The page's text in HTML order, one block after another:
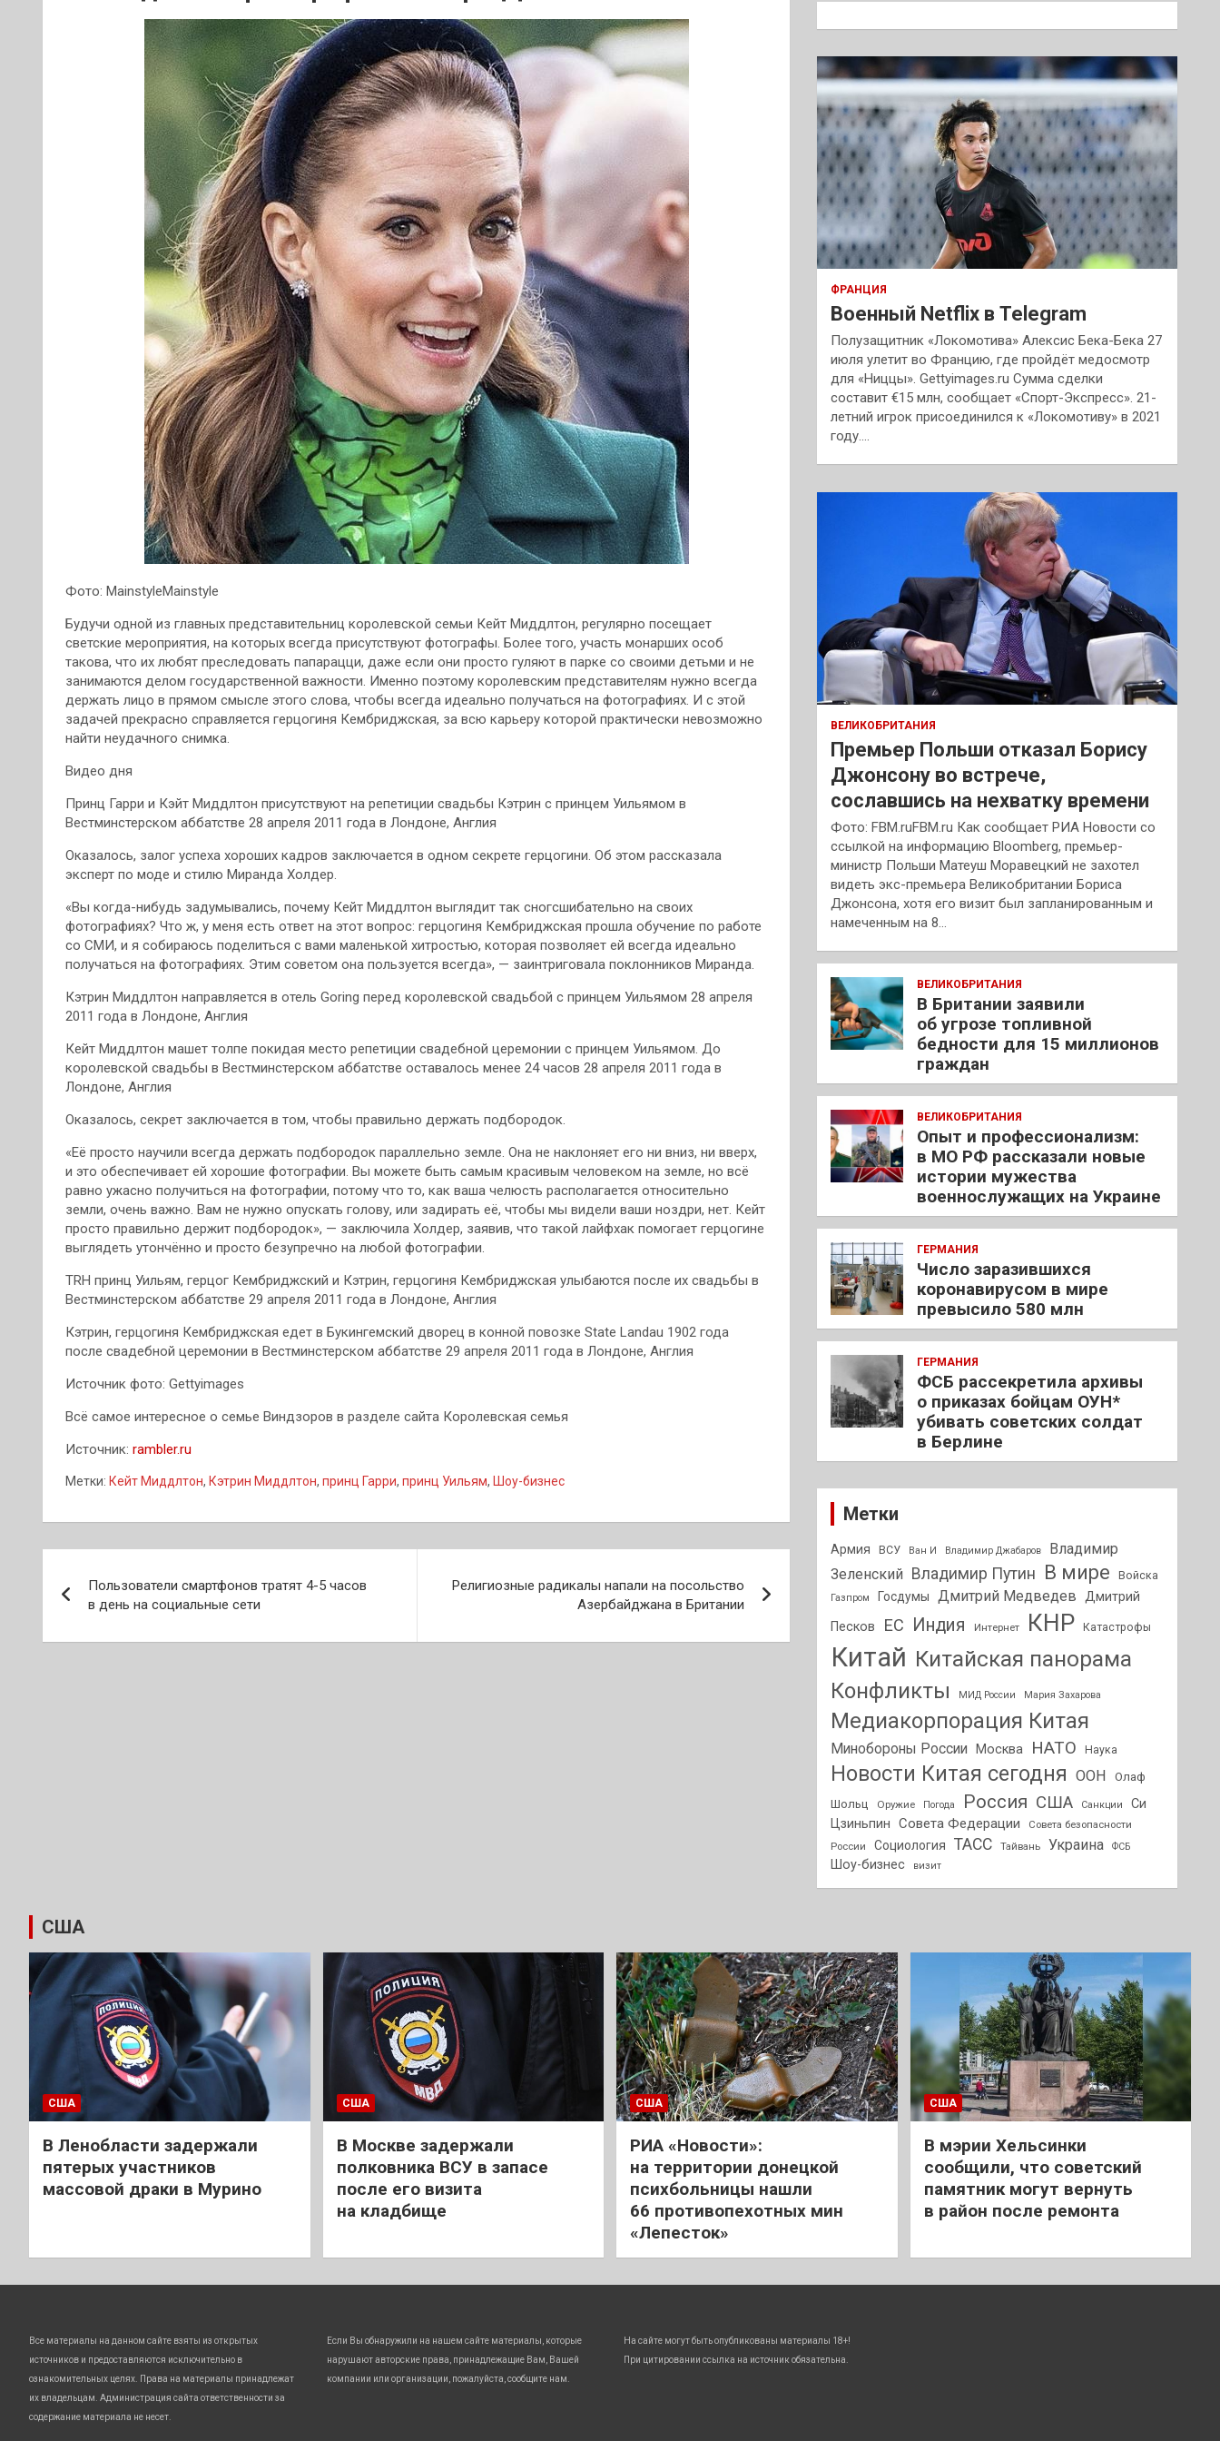
Фото: MainstyleMainstyle
Будучи одной из главных представительниц королевской семьи Кейт Миддлтон, регулярно посещает
светские мероприятия, на которых всегда присутствуют фотографы. Более того, участь монарших особ
такова, что их любят преследовать папарацци, даже если они просто гуляют в парке со своими детьми и не
занимаются делом государственной важности. Именно поэтому королевским представителям нужно всегда
держать лицо в прямом смысле этого слова, чтобы всегда идеально получаться на фотографиях. И с этой
задачей прекрасно справляется герцогиня Кембриджская, за всю карьеру которой практически невозможно
найти неудачного снимка.
Видео дня
Принц Гарри и Кэйт Миддлтон присутствуют на репетиции свадьбы Кэтрин с принцем Уильямом в
Вестминстерском аббатстве 28 апреля 2011 года в Лондоне, Англия
Оказалось, залог успеха хороших кадров заключается в одном секрете герцогини. Об этом рассказала
эксперт по моде и стилю Миранда Холдер.
«Вы когда-нибудь задумывались, почему Кейт Миддлтон выглядит так сногсшибательно на своих
фотографиях? Что ж, у меня есть ответ на этот вопрос: герцогиня Кембриджская прошла обучение по работе
со СМИ, и я собираюсь поделиться с вами маленькой хитростью, которая позволяет ей всегда идеально
получаться на фотографиях. Этим советом она пользуется всегда», — заинтриговала поклонников Миранда.
Кэтрин Миддлтон направляется в отель Goring перед королевской свадьбой с принцем Уильямом 28 апреля
2011 года в Лондоне, Англия
Кейт Миддлтон машет толпе покидая место репетиции свадебной церемонии с принцем Уильямом. До
королевской свадьбы в Вестминстерском аббатстве оставалось менее 24 часов 28 апреля 2011 года в
Лондоне, Англия
Оказалось, секрет заключается в том, чтобы правильно держать подбородок.
«Её просто научили всегда держать подбородок параллельно земле. Она не наклоняет его ни вниз, ни вверх,
и это обеспечивает ей хорошие фотографии. Вы можете быть самым красивым человеком на земле, но всё
равно ужасно получиться на фотографии, потому что то, как ваша челюсть располагается относительно
земли, очень важно. Вам не нужно опускать голову, или задирать её, чтобы мы видели ваши ноздри, нет. Кейт
просто правильно держит подбородок», — заключила Холдер, заявив, что такой лайфхак помогает герцогине
выглядеть утончённо и просто безупречно на любой фотографии.
TRH принц Уильям, герцог Кембриджский и Кэтрин, герцогиня Кембриджская улыбаются после их свадьбы в
Вестминстерском аббатстве 29 апреля 2011 года в Лондоне, Англия
Кэтрин, герцогиня Кембриджская едет в Букингемский дворец в конной повозке State Landau 1902 года
после свадебной церемонии в Вестминстерском аббатстве 29 апреля 2011 года в Лондоне, Англия
Источник фото: Gettyimages
Всё самое интересное о семье Виндзоров в разделе сайта Королевская семья
Источник: rambler.ru
Метки: Кейт Миддлтон, Кэтрин Миддлтон, принц Гарри, принц Уильям, Шоу-бизнес
по
записям
Пользователи смартфонов тратят 4-5 часов
в день на социальные сети
Религиозные радикалы напали на посольство
Азербайджана в Британии
к
ФРАНЦИЯ
Военный Netflix в Telegram
Полузащитник «Локомотива» Алексис Бека-Бека 27
июля улетит во Францию, где пройдёт медосмотр
для «Ниццы». Gettyimages.ru Сумма сделки
составит €15 млн, сообщает «Спорт-Экспресс». 21-
летний игрок присоединился к «Локомотиву» в 2021
году.…
ВЕЛИКОБРИТАНИЯ
Премьер Польши отказал Борису
Джонсону во встрече,
сославшись на нехватку времени
Фото: FBM.ruFBM.ru Как сообщает РИА Новости со
ссылкой на информацию Bloomberg, премьер-
министр Польши Матеуш Моравецкий не захотел
видеть экс-премьера Великобритании Бориса
Джонсона, хотя его визит был запланированным и
намеченным на 8…
ВЕЛИКОБРИТАНИЯ
В Британии заявили
об угрозе топливной
бедности для 15 миллионов
граждан
ВЕЛИКОБРИТАНИЯ
Опыт и профессионализм:
в МО РФ рассказали новые
истории мужества
военнослужащих на Украине
ГЕРМАНИЯ
Число заразившихся
коронавирусом в мире
превысило 580 млн
ГЕРМАНИЯ
ФСБ рассекретила архивы
о приказах бойцам ОУН*
убивать советских солдат
в Берлине
Метки
Армия ВСУ Ван И Владимир Джабаров
Владимир
Зеленский
Владимир Путин В мире Войска
Газпром Госдумы Дмитрий Медведев
Дмитрий
Песков
ЕС Индия Интернет КНР Катастрофы
Китай Китайская панорама
Конфликты
МИД России Мария Захарова
Медиакорпорация Китая
Минобороны России Москва НАТО Наука
Новости Китая сегодня ООН
Олаф
Шольц
Оружие Погода Россия США Санкции
Си
Цзиньпин
Совета Федерации
Совета безопасности
России
Социология ТАСС Тайвань Украина ФСБ
Шоу-бизнес визит
США
США
В Ленобласти задержали
пятерых участников
массовой драки в Мурино
США
В Москве задержали
полковника ВСУ в запасе
после его визита
на кладбище
США
РИА «Новости»:
на территории донецкой
психбольницы нашли
66 противопехотных мин
«Лепесток»
США
В мэрии Хельсинки
сообщили, что советский
памятник могут вернуть
в район после ремонта
Все материалы на данном сайте взяты из открытых
источников и предоставляются исключительно в
ознакомительных целях. Права на материалы принадлежат
их владельцам. Администрация сайта ответственности за
содержание материала не несет.
Если Вы обнаружили на нашем сайте материалы, которые
нарушают авторские права, принадлежащие Вам, Вашей
компании или организации, пожалуйста, сообщите нам.
На сайте могут быть опубликованы материалы 18+!
При цитировании ссылка на источник обязательна.